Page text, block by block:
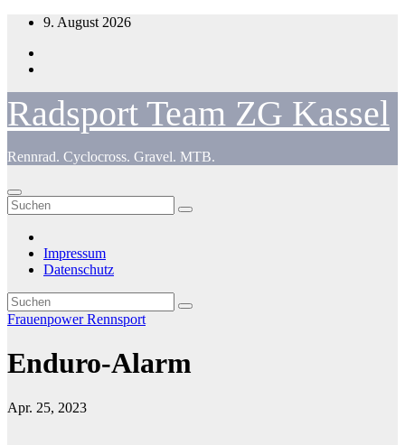
Zum
springen
9. August 2026
Radsport Team ZG Kassel
Rennrad. Cyclocross. Gravel. MTB.
Impressum
Datenschutz
FrauenpowerRennsport
Enduro-Alarm
Apr. 25, 2023